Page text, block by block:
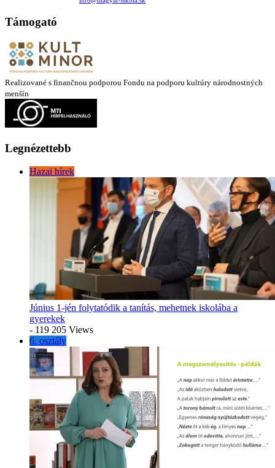
Támogató
Realizované s finančnou podporou Fondu na podporu kultúry národnostných
menšín
Legnézettebb
Hazai hírek
Június 1-jén folytatódik a tanítás, mehetnek iskolába a
gyerekek
- 119 205 Views
6. osztály